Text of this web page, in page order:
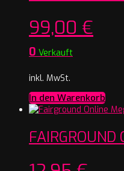
99,00 €
0 Verkauft
inkl. MwSt.
In den Warenkorb
FAIRGROUND